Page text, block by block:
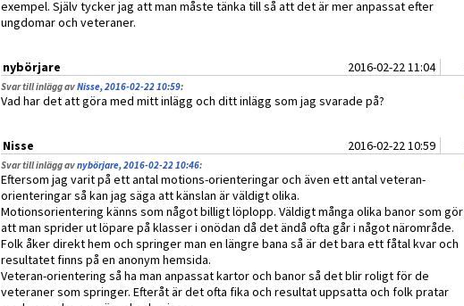
exempel. Själv tycker jag att man måste tänka till så att det är mer anpassat efter
ungdomar och veteraner.
nybörjare 2016-02-22 11:04
Svar till inlägg avNisse, 2016-02-22 10:59:
Vad har det att göra med mitt inlägg och ditt inlägg som jag svarade på?
Nisse 2016-02-22 10:59
Svar till inlägg avnybörjare, 2016-02-22 10:46:
Eftersom jag varit på ett antal motions-orienteringar och även ett antal veteran-
orienteringar så kan jag säga att känslan är väldigt olika.
Motionsorientering känns som något billigt löplopp. Väldigt många olika banor som gör
att man sprider ut löpare på klasser i onödan då det ändå ofta går i något närområde.
Folk åker direkt hem och springer man en längre bana så är det bara ett fåtal kvar och
resultatet finns på en anonym hemsida.
Veteran-orientering så ha man anpassat kartor och banor så det blir roligt för de
veteraner som springer. Efteråt är det ofta fika och resultat uppsatta och folk pratar